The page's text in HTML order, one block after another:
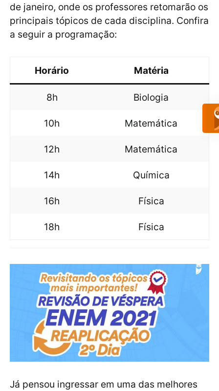
de janeiro, onde os professores retomarão os
principais tópicos de cada disciplina. Confira
a seguir a programação:
Horário Matéria
8h Biologia
10h Matemática
12h Matemática
14h Química
16h Física
18h Física
Já pensou ingressar em uma das melhores